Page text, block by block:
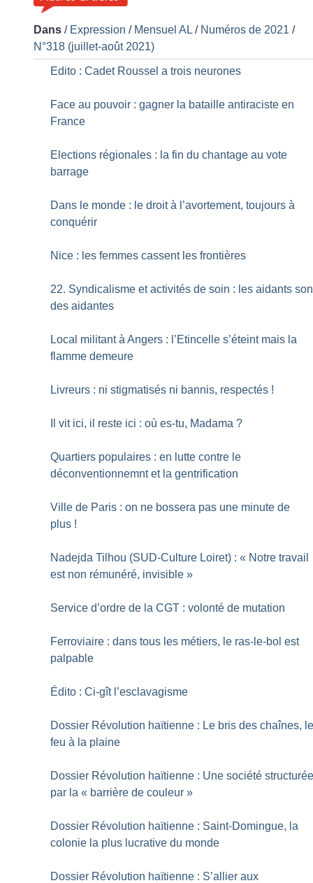
Dans / Expression / Mensuel AL / Numéros de 2021 /
N°318 (juillet-août 2021)
Edito : Cadet Roussel a trois neurones
Face au pouvoir : gagner la bataille antiraciste en
France
Elections régionales : la fin du chantage au vote
barrage
Dans le monde : le droit à l’avortement, toujours à
conquérir
Nice : les femmes cassent les frontières
22. Syndicalisme et activités de soin : les aidants
des aidantes
Local militant à Angers : l’Etincelle s’éteint mais la
flamme demeure
Livreurs : ni stigmatisés ni bannis, respectés !
Il vit ici, il reste ici : où es-tu, Madama ?
Quartiers populaires : en lutte contre le
déconventionnemnt et la gentrification
Ville de Paris : on ne bossera pas une minute de
plus !
Nadejda Tilhou (SUD-Culture Loiret) : « Notre travail
est non rémunéré, invisible »
Service d’ordre de la CGT : volonté de mutation
Ferroviaire : dans tous les métiers, le ras-le-bol est
palpable
Édito : Ci-gît l’esclavagisme
Dossier Révolution haïtienne : Le bris des chaînes,
feu à la plaine
Dossier Révolution haïtienne : Une société
par la « barrière de couleur »
Dossier Révolution haïtienne : Saint-Domingue, la
colonie la plus lucrative du monde
Dossier Révolution haïtienne : S’allier aux